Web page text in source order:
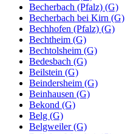
Becherbach (Pfalz) (G)
Becherbach bei Kirn (G)
Bechhofen (Pfalz) (G)
Bechtheim (G)
Bechtolsheim (G)
Bedesbach (G)
Beilstein (G)
Beindersheim (G)
Beinhausen (G)
Bekond (G)
Belg (G)
Belgweiler (G)